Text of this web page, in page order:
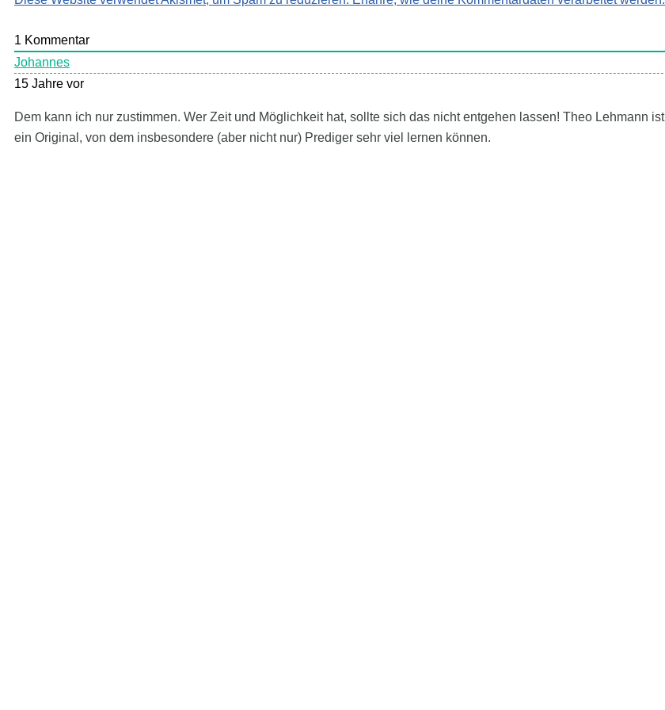
1 Kommentar
Johannes
15 Jahre vor
Dem kann ich nur zustimmen. Wer Zeit und Möglichkeit hat, sollte sich das nicht entgehen lassen! Theo Lehmann ist
ein Original, von dem insbesondere (aber nicht nur) Prediger sehr viel lernen können.